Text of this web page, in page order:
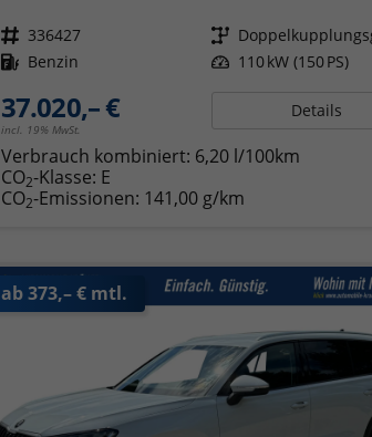
Fahrzeugnr. 336427 Getriebe
Kraftstoff Benzin Leistung 110 kW (150 PS)
37.020,– €
incl. 19% MwSt.
Details
Verbrauch kombiniert: 6,20 l/100km
CO2-Klasse: E
CO2-Emissionen: 141,00 g/km
ab 373,– € mtl.